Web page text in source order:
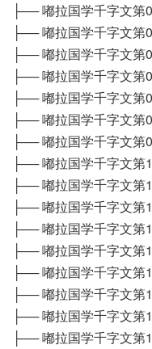
├── 嘟拉国学千字文第
├── 嘟拉国学千字文第
├── 嘟拉国学千字文第
├── 嘟拉国学千字文第
├── 嘟拉国学千字文第
├── 嘟拉国学千字文第
├── 嘟拉国学千字文第
├── 嘟拉国学千字文第
├── 嘟拉国学千字文第
├── 嘟拉国学千字文第
├── 嘟拉国学千字文第
├── 嘟拉国学千字文第
├── 嘟拉国学千字文第
├── 嘟拉国学千字文第
├── 嘟拉国学千字文第
├── 嘟拉国学千字文第